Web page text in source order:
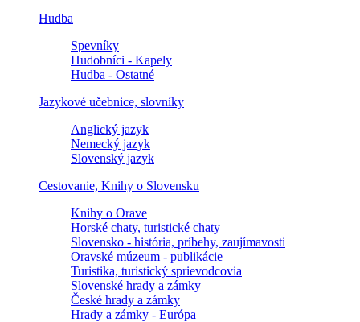
Hudba
Spevníky
Hudobníci - Kapely
Hudba - Ostatné
Jazykové učebnice, slovníky
Anglický jazyk
Nemecký jazyk
Slovenský jazyk
Cestovanie, Knihy o Slovensku
Knihy o Orave
Horské chaty, turistické chaty
Slovensko - história, príbehy, zaujímavosti
Oravské múzeum - publikácie
Turistika, turistický sprievodcovia
Slovenské hrady a zámky
České hrady a zámky
Hrady a zámky - Európa